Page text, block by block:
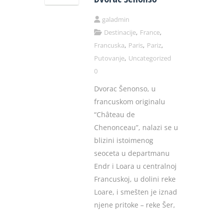
galadmin
Destinacije, France,
Francuska, Paris, Pariz,
Putovanje, Uncategorized
0
Dvorac Šenonso, u
francuskom originalu
“Château de
Chenonceau”, nalazi se u
blizini istoimenog
seoceta u departmanu
Endr i Loara u centralnoj
Francuskoj, u dolini reke
Loare, i smešten je iznad
njene pritoke – reke Šer,